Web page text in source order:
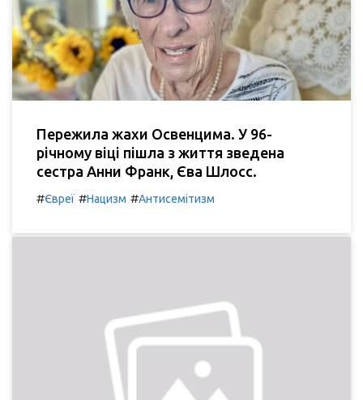
Пережила жахи Освенцима. У 96-
річному віці пішла з життя зведена
сестра Анни Франк, Єва Шлосс.
#Євреї #Нацизм #Антисемітизм